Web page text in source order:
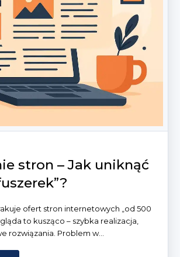
stron – Jak uniknąć
ofert stron internetowych „od 500
to kusząco – szybka realizacja,
rozwiązania. Problem w...